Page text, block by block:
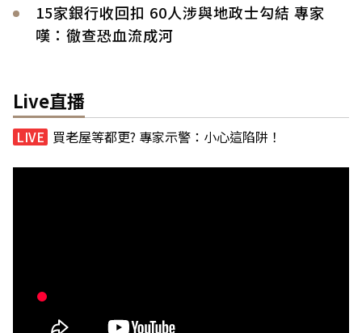
15家銀行收回扣 60人涉與地政士勾結 專家
嘆：徹查恐血流成河
Live直播
買老屋等都更? 專家示警：小心這陷阱！